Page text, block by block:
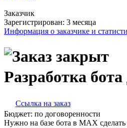
Заказчик
Зарегистрирован: 3 месяца
Информация о заказчике и
Разработка
Ссылка на заказ
Бюджет: по договоренности
Нужно на базе бота в MAX